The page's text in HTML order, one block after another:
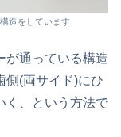
造をしています
が通っている構造
側(両サイド)にひ
く、という方法で